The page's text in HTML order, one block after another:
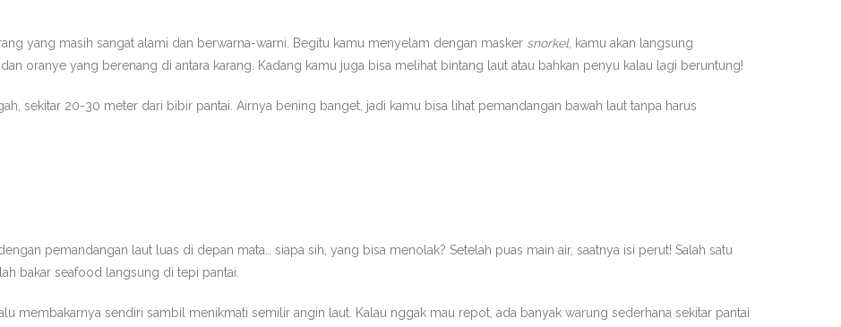
yang masih sangat alami dan berwarna-warni. Begitu kamu menyelam dengan masker snorkel, kamu akan langsung
oranye yang berenang di antara karang. Kadang kamu juga bisa melihat bintang laut atau bahkan penyu kalau lagi beruntung!
sekitar 20-30 meter dari bibir pantai. Airnya bening banget, jadi kamu bisa lihat pemandangan bawah laut tanpa harus
pemandangan laut luas di depan mata… siapa sih, yang bisa menolak? Setelah puas main air, saatnya isi perut! Salah satu
bakar seafood langsung di tepi pantai.
membakarnya sendiri sambil menikmati semilir angin laut. Kalau nggak mau repot, ada banyak warung sederhana sekitar pantai